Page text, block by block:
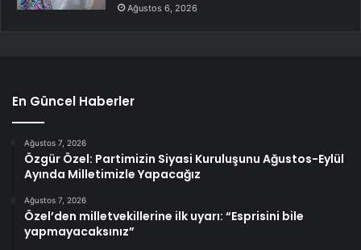
Ağustos 6, 2026
En Güncel Haberler
Ağustos 7, 2026
Özgür Özel: Partimizin Siyasi Kuruluşunu Ağustos-Eylül
Ayında Milletimizle Yapacağız
Ağustos 7, 2026
Özel’den milletvekillerine ilk uyarı: “Esprisini bile
yapmayacaksınız”